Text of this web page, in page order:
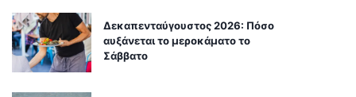
Δεκαπενταύγουστος 2026: Πόσο
αυξάνεται το μεροκάματο το
Σάββατο